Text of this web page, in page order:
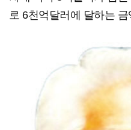
로 6천억달러에 달하는 금